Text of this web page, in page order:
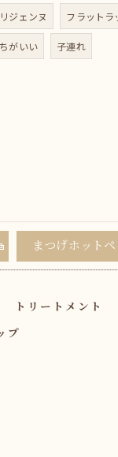
ジェンヌ フラットラ
がいい 子連れ
まつげホット
トリートメント
プ